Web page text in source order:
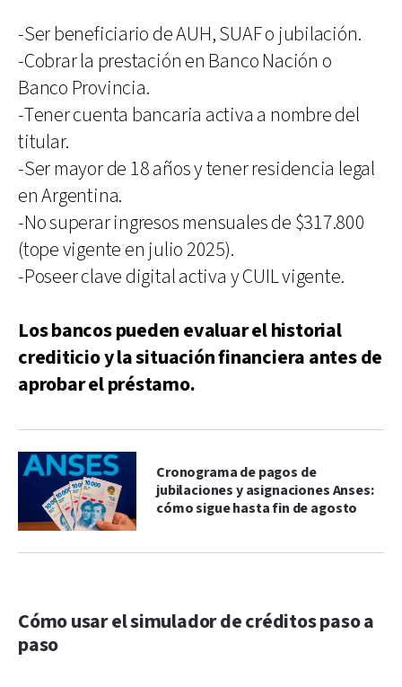
-Ser beneficiario de AUH, SUAF o jubilación.
-Cobrar la prestación en Banco Nación o
Banco Provincia.
-Tener cuenta bancaria activa a nombre del
titular.
-Ser mayor de 18 años y tener residencia legal
en Argentina.
-No superar ingresos mensuales de $317.800
(tope vigente en julio 2025).
-Poseer clave digital activa y CUIL vigente.
Los bancos pueden evaluar el historial
crediticio y la situación financiera antes de
aprobar el préstamo.
Cronograma de pagos de
jubilaciones y asignaciones Anses:
cómo sigue hasta fin de agosto
Cómo usar el simulador de créditos paso a
paso